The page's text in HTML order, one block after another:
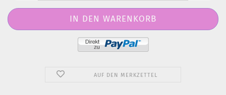
AUF DEN MERKZETTEL